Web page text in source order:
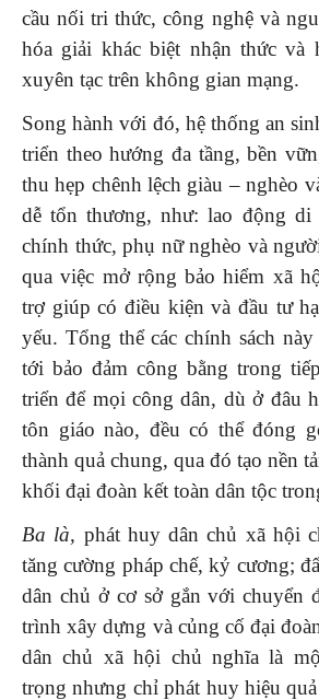
cầu nối tri thức, công nghệ và
hóa giải khác biệt nhận thức và
xuyên tạc trên không gian mạng.
Song hành với đó, hệ thống an
triển theo hướng đa tầng, bền
thu hẹp chênh lệch giàu – nghèo
dễ tổn thương, như: lao động
chính thức, phụ nữ nghèo và
qua việc mở rộng bảo hiểm xã
trợ giúp có điều kiện và đầu tư
yếu. Tổng thể các chính sách
tới bảo đảm công bằng trong
triển để mọi công dân, dù ở đâu
tôn giáo nào, đều có thể đóng
thành quả chung, qua đó tạo nền
khối đại đoàn kết toàn dân tộc
Ba là, phát huy dân chủ xã hội
tăng cường pháp chế, kỷ cương;
dân chủ ở cơ sở gắn với chuyển
trình xây dựng và củng cố đại
dân chủ xã hội chủ nghĩa là
trọng nhưng chỉ phát huy hiệu